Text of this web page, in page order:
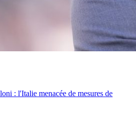
: l'Italie menacée de mesures de